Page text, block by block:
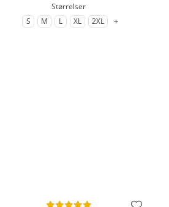
Størrelser
til Størrelse
S til Størrelse
M til Størrelse
L til Størrelse
XL til Størrelse
2XL til flere varianter
+